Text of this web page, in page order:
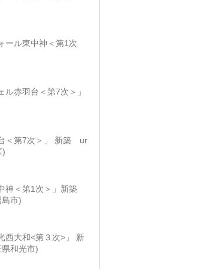
ール東中神＜第1次
赤羽台＜第7次＞」
＜第7次＞」 新築 ur
)
神＜第1次＞」新築
市)
西大和<第３次>」 新
和光市)